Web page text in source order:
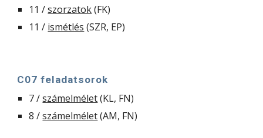
11 / szorzatok (FK)
11 / ismétlés (SZR, EP)
C07 feladatsorok
7 / számelmélet (KL, FN)
8 / számelmélet (AM, FN)